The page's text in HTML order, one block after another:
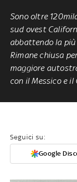
Sono oltre
sud ovest
abbattendo la
Rimane chiusa
maggiore
con il Messico e il
Seguici su:
Google